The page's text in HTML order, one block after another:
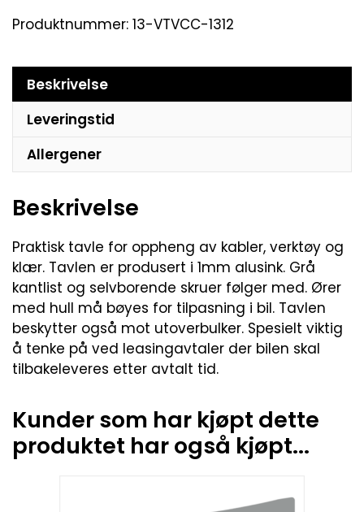
Produktnummer: 13-VTVCC-1312
Beskrivelse
Leveringstid
Allergener
Beskrivelse
Praktisk tavle for oppheng av kabler, verktøy og
klær. Tavlen er produsert i 1mm alusink. Grå
kantlist og selvborende skruer følger med. Ører
med hull må bøyes for tilpasning i bil. Tavlen
beskytter også mot utoverbulker. Spesielt viktig
å tenke på ved leasingavtaler der bilen skal
tilbakeleveres etter avtalt tid.
Kunder som har kjøpt dette
produktet har også kjøpt...